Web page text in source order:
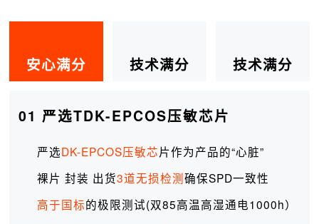
安心满分 技术满分 技术满分
01 严选TDK-EPCOS压敏芯片
严选DK-EPCOS压敏芯片作为产品的“心脏”
裸片 封装 出货3道无损检测确保SPD一致性
高于国标的极限测试(双85高温高湿通电1000h）